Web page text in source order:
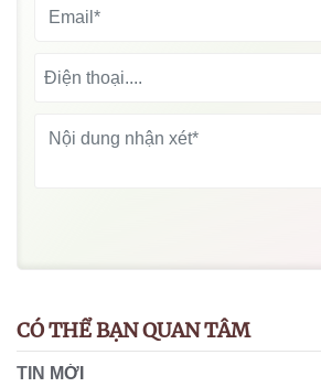
CÓ THỂ BẠN QUAN TÂM
TIN MỚI